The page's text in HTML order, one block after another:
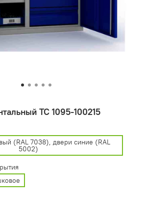
ТС 1095-100215
(RAL 7038), двери синие (RAL
5002)